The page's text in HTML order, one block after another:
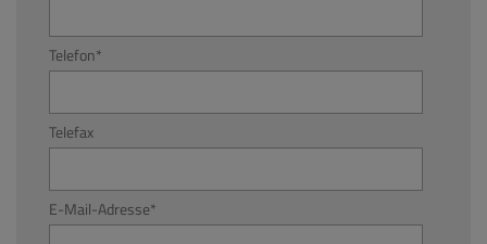
Telefon*
Telefax
E-Mail-Adresse*